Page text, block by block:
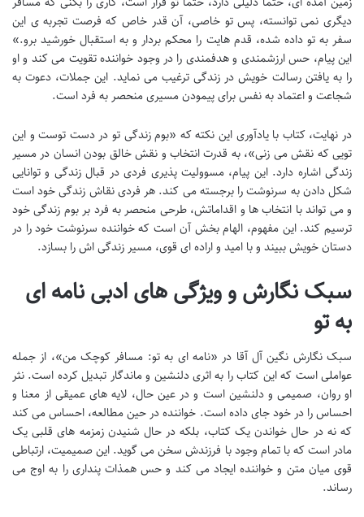
دیگری نمی توانسته، پس تو خاصی، آن قدر خاص که فرصت تجربه ی این
سفر به تو داده شده، قدم هایت را محکم بردار و به استقبال خورشید برو.»
این پیام، حس ارزشمندی و هدفمندی را در وجود خواننده تقویت می کند و او
را به یافتن رسالت خویش در زندگی ترغیب می نماید. این جملات، دعوت به
شجاعت و اعتماد به نفس برای پیمودن مسیری منحصر به فرد است.
در نهایت، کتاب با یادآوری این نکته که «بوم زندگی تو در دست توست و این
تویی که نقش می زنی»، به قدرت انتخاب و نقش خالق بودن انسان در مسیر
زندگی اشاره دارد. این پیام، مسوولیت پذیری فردی در قبال زندگی و توانایی
شکل دادن به سرنوشت را برجسته می کند. هر فردی نقاش زندگی خود است
و می تواند با انتخاب ها و اقداماتش، طرحی منحصر به فرد بر بوم زندگی خود
ترسیم کند. این مفهوم، الهام بخش آن است که خواننده سرنوشت خود را در
دستان خویش ببیند و با امید و اراده ای قوی، مسیر زندگی اش را بسازد.
سبک نگارش و ویژگی های ادبی نامه ای
به تو
سبک نگارش نگین آل آقا در «نامه ای به تو: مسافر کوچک من»، از جمله
عواملی است که این کتاب را به اثری دلنشین و ماندگار تبدیل کرده است. نثر
او روان، صمیمی و دلنشین است و در عین حال، لایه های عمیقی از معنا و
احساس را در خود جای داده است. خواننده در حین مطالعه، احساس می کند
که نه در حال خواندن یک کتاب، بلکه در حال شنیدن زمزمه های قلبی یک
مادر است که با تمام وجود با فرزندش سخن می گوید. این صمیمیت، ارتباطی
قوی میان متن و خواننده ایجاد می کند و حس همذات پنداری را به اوج می
رساند.